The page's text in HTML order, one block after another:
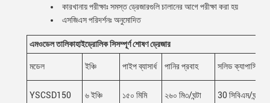
কারখানায় পরীক্ষাঃ সমস্ত ড্রেজারগুলি চালানের আগে পরীক্ষা করা হয়
এসজিএস পরিদর্শনঃ অনুমোদিত
এমওডেল তালিকাহাইড্রোলিক সিসম্পূর্ণ শোষণ ড্রেজার
মডেল ইঞ্চি পাইপ ব্যাসার্ধ পানির প্রবাহ সলিড ক্যাপাসিটি
YSCSD150 ৬ ইঞ্চি ১৫০ মিমি ২৬০ মি৩/ঘন্টা 30 সিবিএম/ঘন্টা